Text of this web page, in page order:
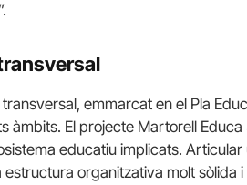
emmarcat en el Pla
àmbits. El projecte Martorell
educatiu implicats.
estructura organitzativa molt